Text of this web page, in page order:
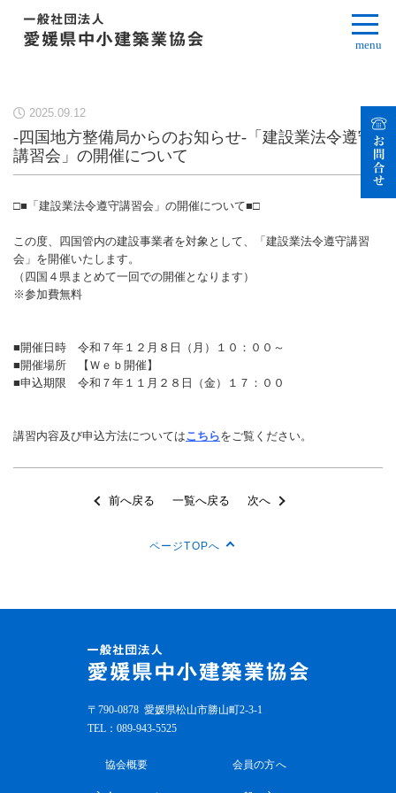
menu
2025.09.12
-四国地方整備局からのお知らせ-「建設業法令遵守
講習会」の開催について
□■「建設業法令遵守講習会」の開催について■□
この度、四国管内の建設事業者を対象として、「建設業法令遵守講習
会」を開催いたします。
（四国４県まとめて一回での開催となります）
※参加費無料
■開催日時 令和７年１２月８日（月）１０：００～
■開催場所 【Ｗｅｂ開催】
■申込期限 令和７年１１月２８日（金）１７：００
講習内容及び申込方法についてはこちらをご覧ください。
前へ戻る 一覧へ戻る 次へ
ページTOPへ
〒790-0878 愛媛県松山市勝山町2-3-1
TEL： 089-943-5525
協会概要 会員の方へ